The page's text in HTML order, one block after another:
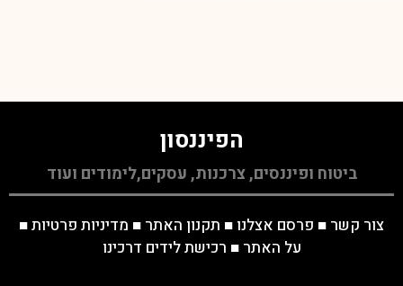
הפיננסון
ביטוח ופיננסים, צרכנות, עסקים,לימודים ועוד
צור קשר ■ פרסם אצלנו ■ תקנון האתר ■ מדיניות פרטיות■
על האתר ■ רכישת לידים דרכינו